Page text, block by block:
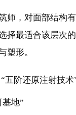
师，对面部结构
择最适合该层次
塑形。
地”